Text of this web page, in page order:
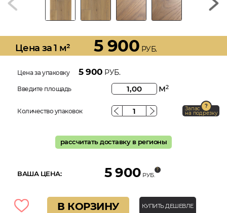
Цена за 1 м² 5 900 РУБ.
Цена за упаковку 5 900 РУБ.
Введите площадь м2
Количество упаковок Запас
на подрезку
рассчитать доставку в регионы
ВАША ЦЕНА: 5 900 РУБ.
В КОРЗИНУ КУПИТЬ ДЕШЕВЛЕ